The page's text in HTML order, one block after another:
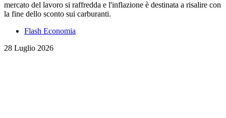
mercato del lavoro si raffredda e l'inflazione è destinata a risalire con
la fine dello sconto sui carburanti.
Flash Economia
28 Luglio 2026